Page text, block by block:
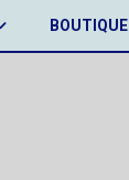
BOUTIQUE